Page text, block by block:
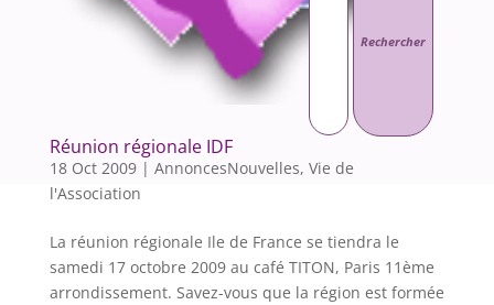
Réunion régionale IDF
18 Oct 2009| AnnoncesNouvelles, Vie de
l'Association
La réunion régionale Ile de France se tiendra le
samedi 17 octobre 2009 au café TITON, Paris 11ème
arrondissement. Savez-vous que la région est formée